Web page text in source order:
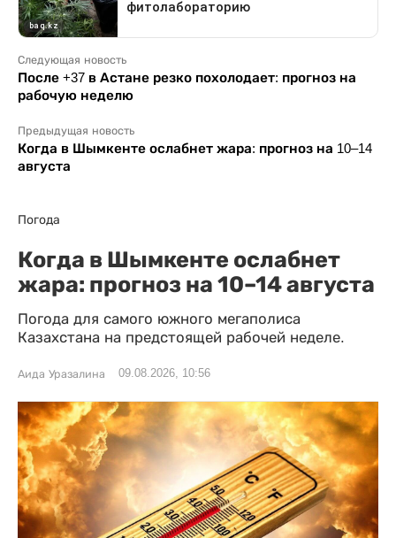
Следующая новость
После +37 в Астане резко похолодает: прогноз на
рабочую неделю
Предыдущая новость
Когда в Шымкенте ослабнет жара: прогноз на 10–14
августа
Погода
Когда в Шымкенте ослабнет
жара: прогноз на 10–14 августа
Погода для самого южного мегаполиса
Казахстана на предстоящей рабочей неделе.
Аида Уразалина 09.08.2026, 10:56